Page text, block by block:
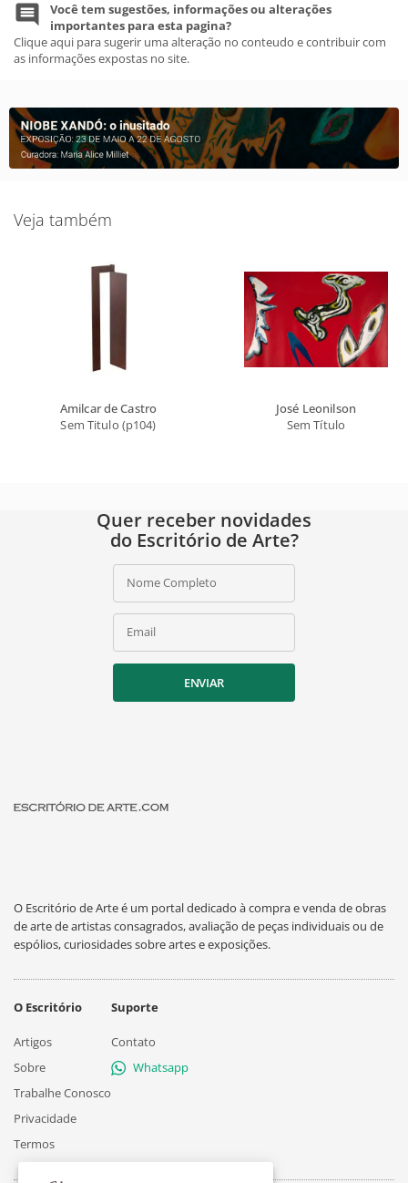
Você tem sugestões, informações ou alterações
importantes para esta pagina?
Clique aqui para sugerir uma alteração no conteudo e contribuir com
as informações expostas no site.
Veja também
Amilcar de Castro
Sem Titulo (p104)
José Leonilson
Sem Título
Quer receber novidades
do Escritório de Arte?
Nome Completo
Email
ENVIAR
O Escritório de Arte é um portal dedicado à compra e venda de obras
de arte de artistas consagrados, avaliação de peças individuais ou de
espólios, curiosidades sobre artes e exposições.
O Escritório
Artigos
Sobre
Trabalhe Conosco
Privacidade
Termos
Suporte
Contato
Whatsapp